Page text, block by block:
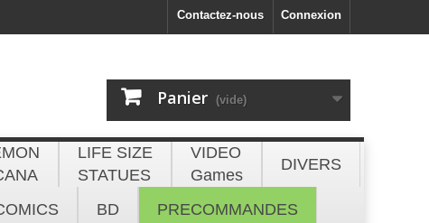
Connexion
Contactez-nous
Panier (vide)
LIFE SIZE
STATUES
VIDEO
Games
DIVERS
BD PRECOMMANDES